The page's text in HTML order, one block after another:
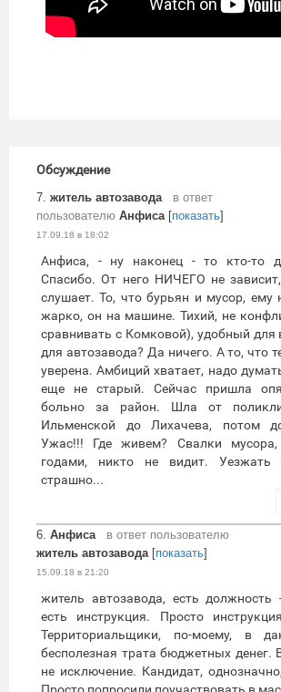
Обсуждение
7. житель автозавода
в ответ
пользователю Анфиса [показать]
17.09.18 в 18:02
Анфиса, - ну наконец - то кто-то
Спасибо. От него НИЧЕГО не
слушает. То, что бурьян и мусор, ему
жарко, он на машине. Тихий, не
сравнивать с Комковой), удобный для
для автозавода? Да ничего. А то, что
уверена. Амбиций хватает, надо
еще не старый. Сейчас пришла
больно за район. Шла от
Ильменской до Лихачева, потом
Ужас!!! Где живем? Свалки
годами, никто не видит. Уезжать
страшно...
6. Анфиса
в ответ пользователю
житель автозавода [показать]
15.09.18 в 21:20
житель автозавода, есть должность
есть инструкция. Просто
Территориальщики, по-моему, в
бесполезная трата бюджетных денег.
не исключение. Кандидат,